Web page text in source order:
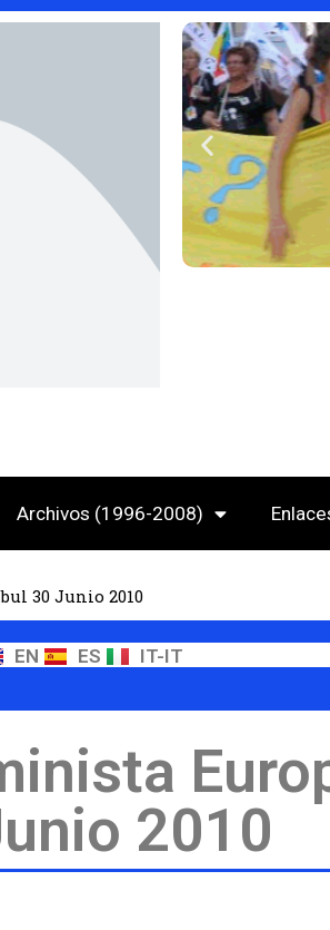
Archivos (1996-2008)
30 Junio 2010
EN ES IT-IT
2010